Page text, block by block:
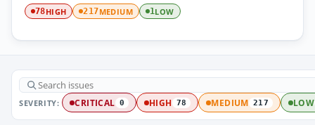
78HIGH 217MEDIUM 1LOW
SEVERITY: CRITICAL 0 HIGH 78 MEDIUM 217 LOW